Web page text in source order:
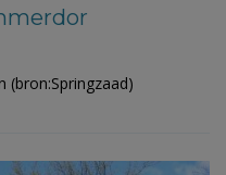
(bron:Springzaad)